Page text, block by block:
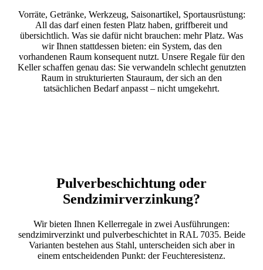
Vorräte, Getränke, Werkzeug, Saisonartikel, Sportausrüstung:
All das darf einen festen Platz haben, griffbereit und
übersichtlich. Was sie dafür nicht brauchen: mehr Platz. Was
wir Ihnen stattdessen bieten: ein System, das den
vorhandenen Raum konsequent nutzt. Unsere Regale für den
Keller schaffen genau das: Sie verwandeln schlecht genutzten
Raum in strukturierten Stauraum, der sich an den
tatsächlichen Bedarf anpasst – nicht umgekehrt.
Pulverbeschichtung oder
Sendzimirverzinkung?
Wir bieten Ihnen Kellerregale in zwei Ausführungen:
sendzimirverzinkt und pulverbeschichtet in RAL 7035. Beide
Varianten bestehen aus Stahl, unterscheiden sich aber in
einem entscheidenden Punkt: der Feuchteresistenz.